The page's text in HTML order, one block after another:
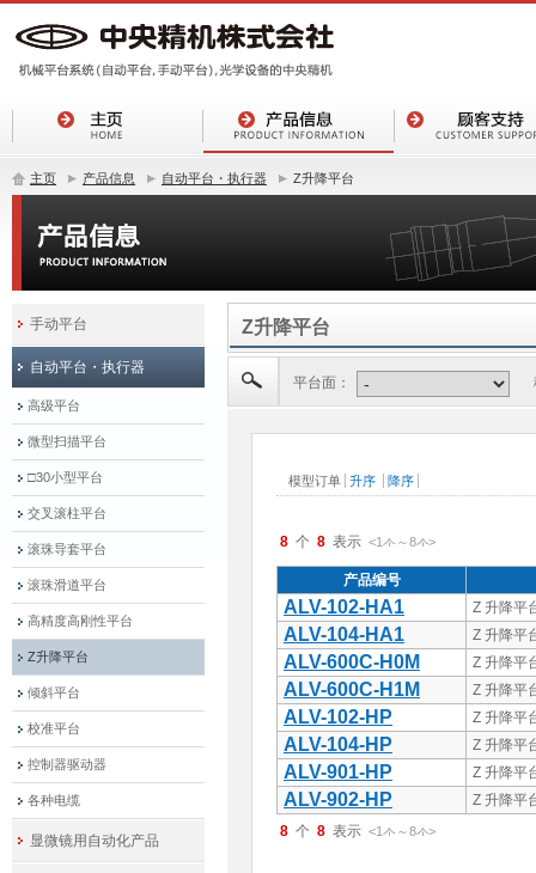
主页 产品信息 自动平台・执行器 Z升降平台
Z升降平台
平台面：
8 8 <1件 ～8件>
产品编号
ALV-102-HA1 Z 升降平
ALV-104-HA1 Z 升降平
ALV-600C-H0M Z 升降平
ALV-600C-H1M Z 升降平
ALV-102-HP Z 升降平
ALV-104-HP Z 升降平
ALV-901-HP Z 升降平
ALV-902-HP
Z 升降平
8
8 <1件 ～8件>
手动平台
自动平台・执行器
高级平台
微型扫描平台
□30小型平台
交叉滚柱平台
滚珠导套平台
滚珠滑道平台
高精度高刚性平台
Z升降平台
倾斜平台
校准平台
控制器驱动器
各种电缆
显微镜用自动化产品